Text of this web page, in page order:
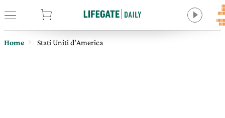
Home Stati Uniti d'America